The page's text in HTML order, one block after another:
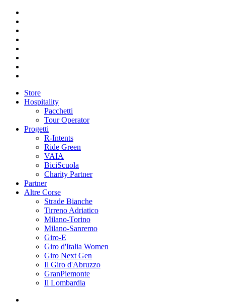
Store
Hospitality
Pacchetti
Tour Operator
Progetti
R-Intents
Ride Green
VAIA
BiciScuola
Charity Partner
Partner
Altre Corse
Strade Bianche
Tirreno Adriatico
Milano-Torino
Milano-Sanremo
Giro-E
Giro d'Italia Women
Giro Next Gen
Il Giro d'Abruzzo
GranPiemonte
Il Lombardia